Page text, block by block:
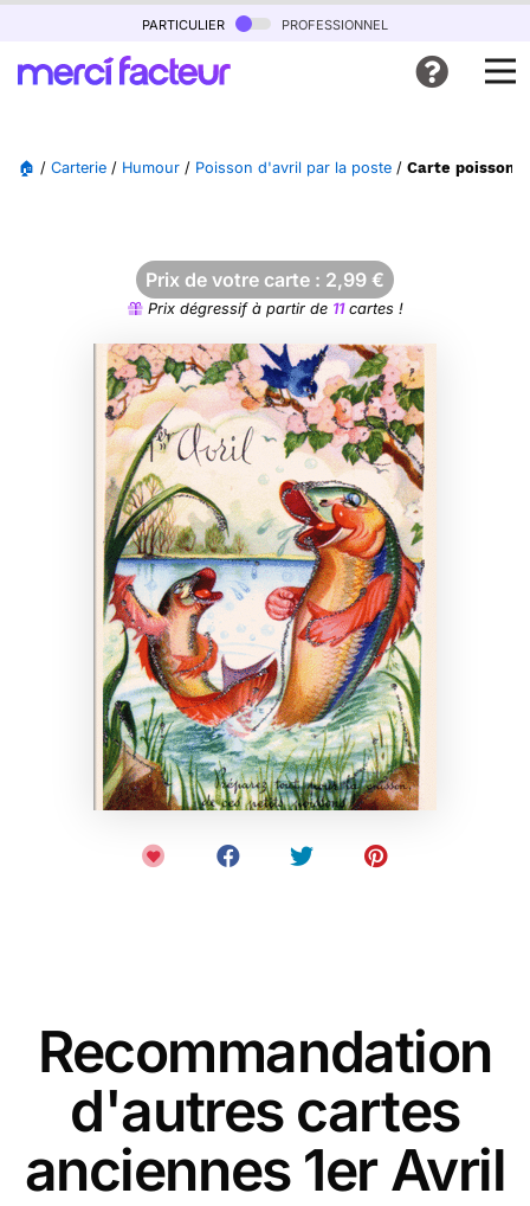
particulier professionnel
🏠 / Carterie / Humour / Poisson d'avril par la poste / Carte poissons
Prix de votre carte : 2,99 €
Prix dégressif à partir de 11cartes !
Recommandation
d'autres cartes
anciennes 1er Avril